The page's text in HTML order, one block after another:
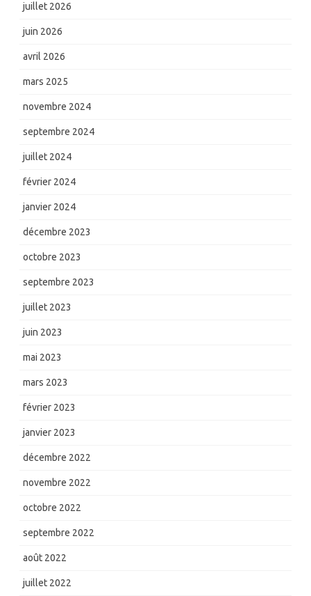
juillet 2026
juin 2026
avril 2026
mars 2025
novembre 2024
septembre 2024
juillet 2024
février 2024
janvier 2024
décembre 2023
octobre 2023
septembre 2023
juillet 2023
juin 2023
mai 2023
mars 2023
février 2023
janvier 2023
décembre 2022
novembre 2022
octobre 2022
septembre 2022
août 2022
juillet 2022